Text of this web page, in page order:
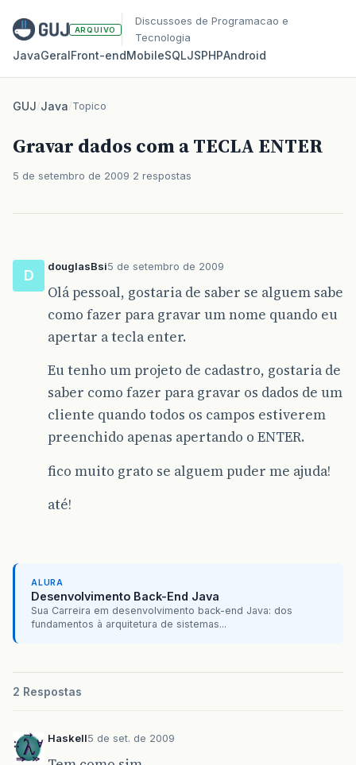
ARQUIVO
Discussoes de Programacao e
Tecnologia
JavaGeralFront‑endMobileSQLJSPHPAndroid
GUJ/Java/Topico
Gravar dados com a TECLA ENTER
5 de setembro de 2009 2 respostas
D
douglasBsi5 de setembro de 2009
Olá pessoal, gostaria de saber se alguem sabe
como fazer para gravar um nome quando eu
apertar a tecla enter.
Eu tenho um projeto de cadastro, gostaria de
saber como fazer para gravar os dados de um
cliente quando todos os campos estiverem
preenchido apenas apertando o ENTER.
fico muito grato se alguem puder me ajuda!
até!
ALURA
Desenvolvimento Back-End Java
Sua Carreira em desenvolvimento back-end Java: dos
fundamentos à arquitetura de sistemas...
2 Respostas
Haskell5 de set. de 2009